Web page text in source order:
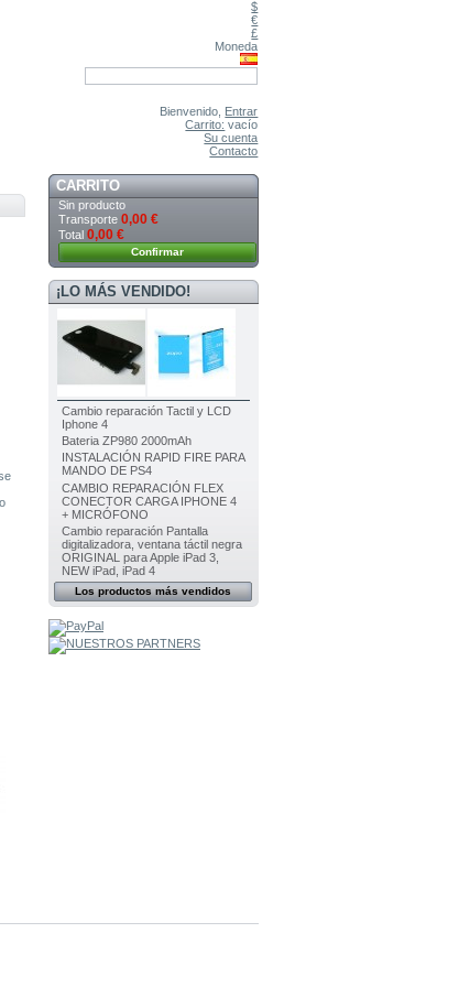
$
€
£
Moneda
Bienvenido, Entrar
Carrito: vacío
Su cuenta
Contacto
CARRITO
Sin producto
Transporte 0,00 €
Total 0,00 €
Confirmar
¡LO MÁS VENDIDO!
Cambio reparación Tactil y LCD
Iphone 4
Bateria ZP980 2000mAh
INSTALACIÓN RAPID FIRE PARA
MANDO DE PS4
CAMBIO REPARACIÓN FLEX
CONECTOR CARGA IPHONE 4
+ MICRÓFONO
Cambio reparación Pantalla
digitalizadora, ventana táctil negra
ORIGINAL para Apple iPad 3,
NEW iPad, iPad 4
Los productos más vendidos